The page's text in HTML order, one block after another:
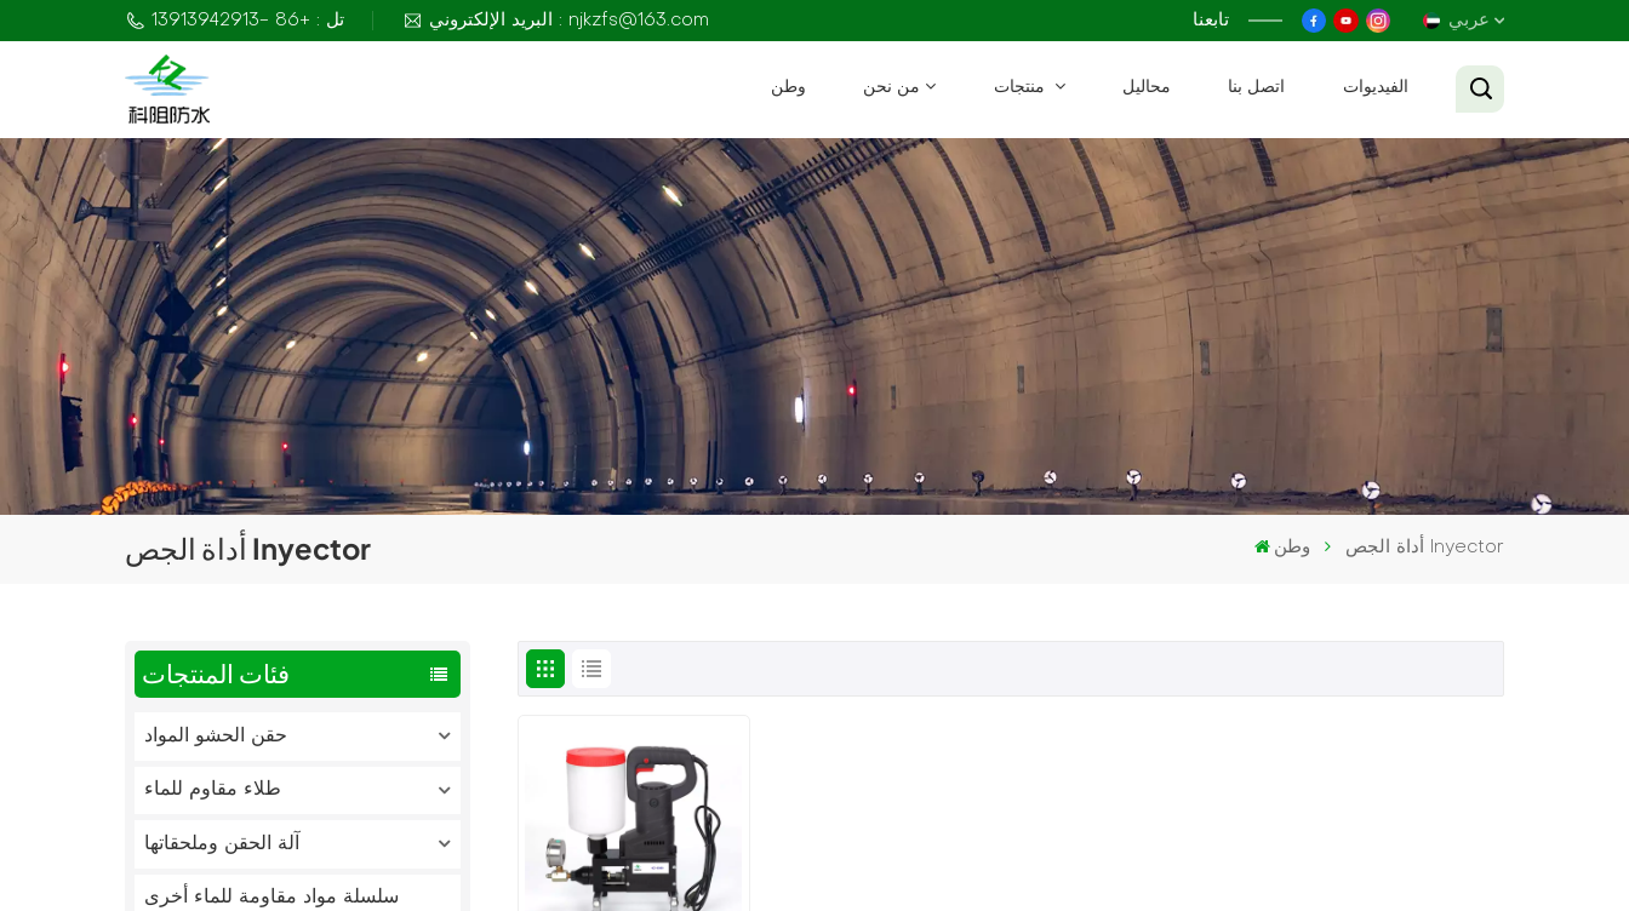
تل : +86 -13913942913 البريد الإلكتروني : njkzfs@163.com تابعنا عربي
Français
Русский
وطن من نحن محاليل اتصل بنا الفيديوات
أداة الجص Inyector وطن أداة الجص Inyector
فئات المنتجات
حقن الحشو المواد
طلاء مقاوم للماء
آلة الحقن وملحقاتها
سلسلة مواد مقاومة للماء أخرى